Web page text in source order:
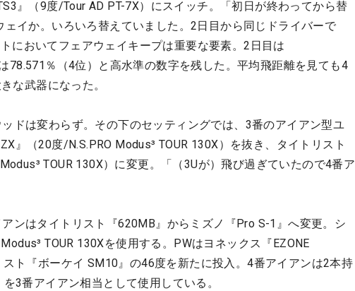
』（9度/Tour AD PT-7X）にスイッチ。「初日が終わってから替
ェイか。いろいろ替えていました。2日目から同じドライバーで
においてフェアウェイキープは重要な要素。2日目は
78.571％（4位）と高水準の数字を残した。平均飛距離を見ても4
な武器になった。
ドは変わらず。その下のセッティングでは、3番のアイアン型ユ
』（20度/N.S.PRO Modus³ TOUR 130X）を抜き、タイトリスト
TOUR 130X）に変更。「（3Uが）飛び過ぎていたので4番ア
ンはタイトリスト『620MB』からミズノ『Pro S-1』へ変更。シ
TOUR 130Xを使用する。PWはヨネックス『EZONE
ト『ボーケイ SM10』の46度を新たに投入。4番アイアンは2本持
3番アイアン相当として使用している。